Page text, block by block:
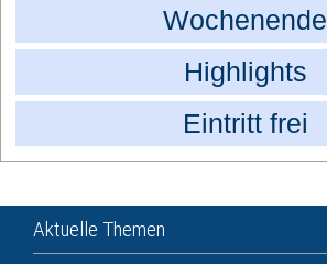
Wochenende
Highlights
Eintritt frei
Aktuelle Themen